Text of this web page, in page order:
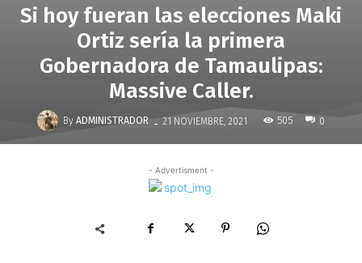
Si hoy fueran las elecciones Maki
Ortiz sería la primera
Gobernadora de Tamaulipas:
Massive Caller.
By ADMINISTRADOR - 21 NOVIEMBRE, 2021 505 0
- Advertisment -